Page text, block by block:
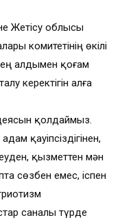
Жетісу облысы
комитетінің өкілі
алдымен қоғам
керектігін алға
қолдаймыз.
қауіпсіздігінен,
қызметтен мән
сөзбен емес, іспен
саналы түрде